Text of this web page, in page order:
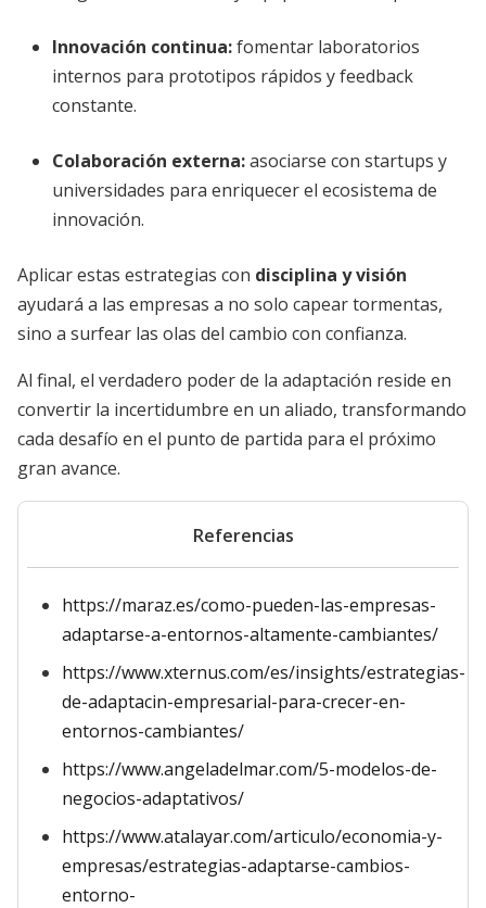
Innovación continua:fomentar laboratorios
internos para prototipos rápidos y feedback
constante.
Colaboración externa:asociarse con startups y
universidades para enriquecer el ecosistema de
innovación.
Aplicar estas estrategias con disciplina y visión
ayudará a las empresas a no solo capear tormentas,
sino a surfear las olas del cambio con confianza.
Al final, el verdadero poder de la adaptación reside en
convertir la incertidumbre en un aliado, transformando
cada desafío en el punto de partida para el próximo
gran avance.
Referencias
https://maraz.es/como-pueden-las-empresas-
adaptarse-a-entornos-altamente-cambiantes/
https://www.xternus.com/es/insights/estrategias-
de-adaptacin-empresarial-para-crecer-en-
entornos-cambiantes/
https://www.angeladelmar.com/5-modelos-de-
negocios-adaptativos/
https://www.atalayar.com/articulo/economia-y-
empresas/estrategias-adaptarse-cambios-
entorno-